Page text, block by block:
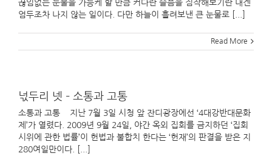
끊임없는 눈물을 가능케 할 만큼 커다란 슬픔을 짐작해보기란 내겐
엄두조차 나지 않는 일이다. 다만 하늘이 흘려보낸 큰 눈물로 [...]
Read More
넋두리 넷 – 소통과 고통
소통과 고통 지난 7월 3일 시청 앞 잔디광장에선 ‘4대강반대문화
제’가 열렸다. 2009년 9월 24일, 야간 옥외 집회를 금지하던 ‘집회
시위에 관한 법률’이 헌법과 불합치 한다는 ‘헌재’의 판결을 받은 지
280여일만이다. [...]